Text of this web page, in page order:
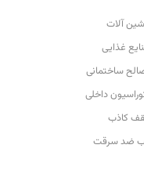
آلات
غذایی
ساختمانی
داخلی
کاذب
ضد سرقت